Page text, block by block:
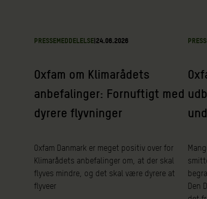
PRESSEMEDDELELSE|24.06.2026
Oxfam om Klimarådets
anbefalinger: Fornuftigt med
dyrere flyvninger
Oxfam Danmark er meget positiv over for
Klimarådets anbefalinger om, at der skal
flyves mindre, og det skal være dyrere at
flyveer
Den